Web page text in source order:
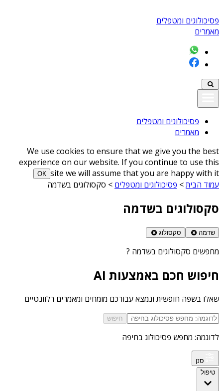
פסיכולוגים ומטפלים
מאמרים
פסיכולוגים ומטפלים
מאמרים
We use cookies to ensure that we give you the best
experience on our website. If you continue to use this
site we will assume that you are happy with it
ОК
עמוד הבית> פסיכולוגים ומטפלים > סקסולוגים בשדמה
סקסולוגים בשדמה
שדמה סקסולוג
מחפשים סקסולוגים בשדמה ?
חיפוש חכם באמצעות AI
שאלו בשפה חופשית ונמצא עבורכם מומחים ומאמרים רלוונטיים
חיפוש
לדוגמה: מחפש פסיכולוג בחיפה
סנן
טיפול